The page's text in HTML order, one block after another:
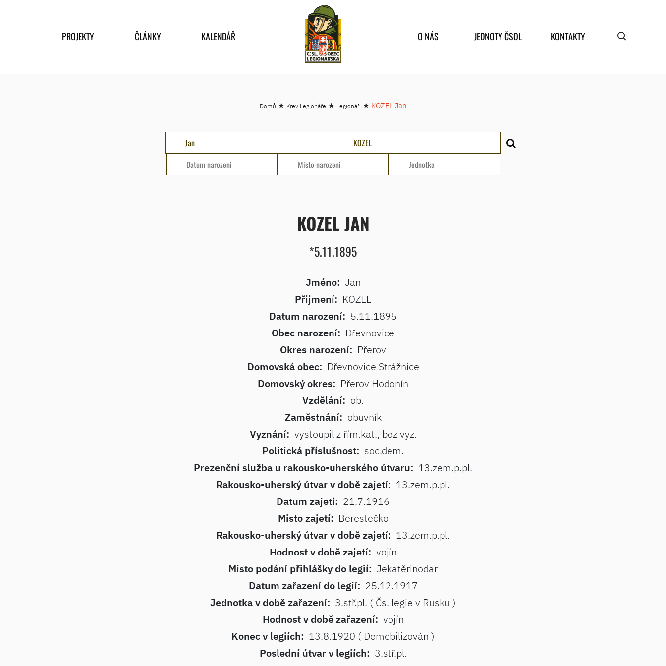
PROJEKTY ČLÁNKY KALENDÁŘ O NÁS JEDNOTY ČSOL KONTAKTY
Domů ★ Krev Legionáře ★ Legionáři ★ KOZEL Jan
KOZEL JAN
*5.11.1895
Jméno: Jan
Přijmení: KOZEL
Datum narození: 5.11.1895
Obec narození: Dřevnovice
Okres narození: Přerov
Domovská obec: Dřevnovice Strážnice
Domovský okres: Přerov Hodonín
Vzdělání: ob.
Zaměstnání: obuvník
Vyznání: vystoupil z řím.kat., bez vyz.
Politická příslušnost: soc.dem.
Prezenční služba u rakousko-uherského útvaru: 13.zem.p.pl.
Rakousko-uherský útvar v době zajetí: 13.zem.p.pl.
Datum zajetí: 21.7.1916
Misto zajetí: Berestečko
Rakousko-uherský útvar v době zajetí: 13.zem.p.pl.
Hodnost v době zajetí: vojín
Misto podání přihlášky do legií: Jekatěrinodar
Datum zařazení do legií: 25.12.1917
Jednotka v době zařazení: 3.stř.pl. ( Čs. legie v Rusku )
Hodnost v době zařazení: vojín
Konec v legiích: 13.8.1920 ( Demobilizován )
Poslední útvar v legiích: 3.stř.pl.